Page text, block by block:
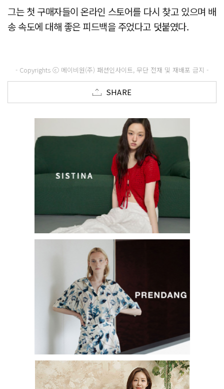
그는 첫 구매자들이 온라인 스토어를 다시 찾고 있으며 배
송 속도에 대해 좋은 피드백을 주었다고 덧붙였다.
- Copyrights ⓒ 메이비원(주) 패션인사이트, 무단 전재 및 재배포 금지 -
SHARE